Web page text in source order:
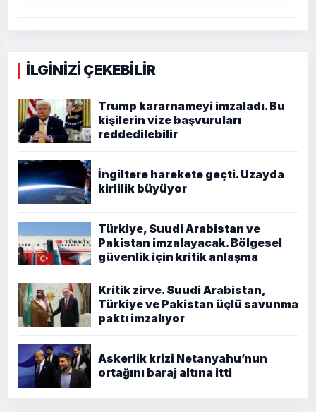
İLGİNİZİ ÇEKEBİLİR
Trump kararnameyi imzaladı. Bu
kişilerin vize başvuruları
reddedilebilir
İngiltere harekete geçti. Uzayda
kirlilik büyüyor
Türkiye, Suudi Arabistan ve
Pakistan imzalayacak. Bölgesel
güvenlik için kritik anlaşma
Kritik zirve. Suudi Arabistan,
Türkiye ve Pakistan üçlü savunma
paktı imzalıyor
Askerlik krizi Netanyahu’nun
ortağını baraj altına itti